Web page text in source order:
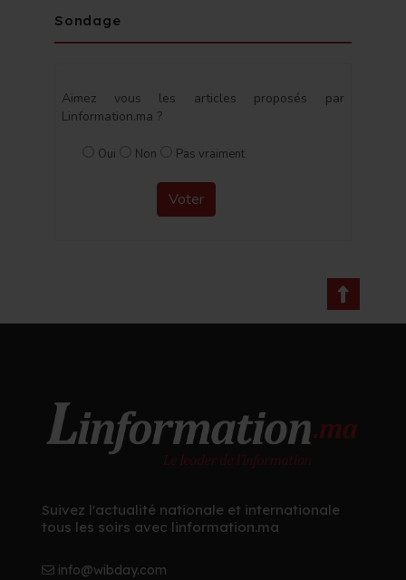
Sondage
Aimez vous les articles proposés par
Linformation.ma ?
Oui Non Pas vraiment
Voter
Suivez l'actualité nationale et internationale
tous les soirs avec linformation.ma
info@wibday.com